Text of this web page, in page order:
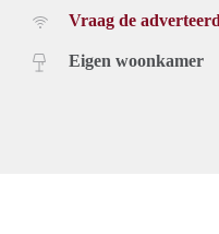
Vraag de
Eigen woonkamer